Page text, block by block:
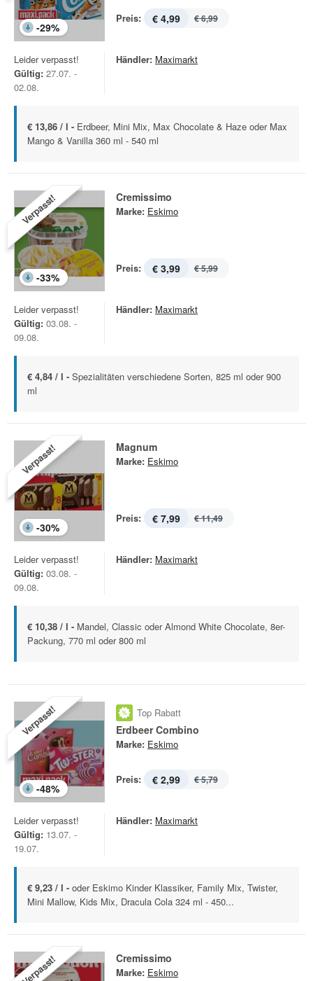
-29%
Preis: € 4,99 € 6,99
Leider verpasst!
Gültig: 27.07. -
02.08.
Händler: Maximarkt
€ 13,86 / l - Erdbeer, Mini Mix, Max Chocolate & Haze oder Max
Mango & Vanilla 360 ml - 540 ml
Verpasst!
-33%
Cremissimo
Marke: Eskimo
Preis: € 3,99 € 5,99
Leider verpasst!
Gültig: 03.08. -
09.08.
Händler: Maximarkt
€ 4,84 / l - Spezialitäten verschiedene Sorten, 825 ml oder 900
ml
Verpasst!
-30%
Magnum
Marke: Eskimo
Preis: € 7,99 € 11,49
Leider verpasst!
Gültig: 03.08. -
09.08.
Händler: Maximarkt
€ 10,38 / l - Mandel, Classic oder Almond White Chocolate, 8er-
Packung, 770 ml oder 800 ml
Verpasst!
-48%
Top Rabatt
Erdbeer Combino
Marke: Eskimo
Preis: € 2,99 € 5,79
Leider verpasst!
Gültig: 13.07. -
19.07.
Händler: Maximarkt
€ 9,23 / l - oder Eskimo Kinder Klassiker, Family Mix, Twister,
Mini Mallow, Kids Mix, Dracula Cola 324 ml - 450...
Verpasst! Cremissimo
Marke: Eskimo